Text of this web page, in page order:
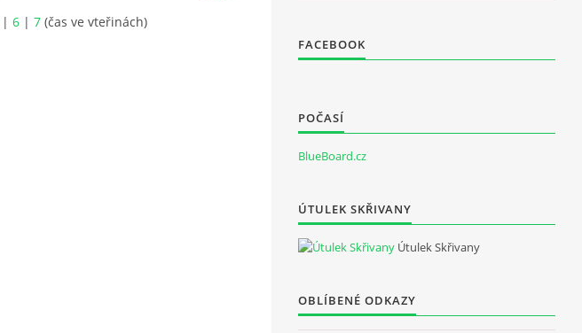
| 6 | 7 (čas ve vteřinách)
FACEBOOK
POČASÍ
BlueBoard.cz
ÚTULEK SKŘIVANY
Útulek Skřivany
OBLÍBENÉ ODKAZY